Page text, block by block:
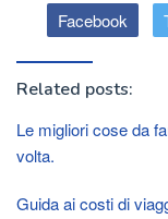
Facebook
Related posts:
Le migliori cose da
volta.
Guida ai costi di